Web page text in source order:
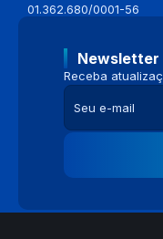
01.362.680/0001-56
Newsletter
Receba